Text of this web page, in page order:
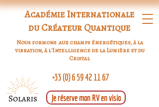
Académie Internationale
du Créateur Quantique
+33 (0) 6 59 42 11 67
Nous formons aux champs énergétiques, à la
vibration, à l'Intelligence de la Lumière et du
Cristal
Je réserve mon RV en visio